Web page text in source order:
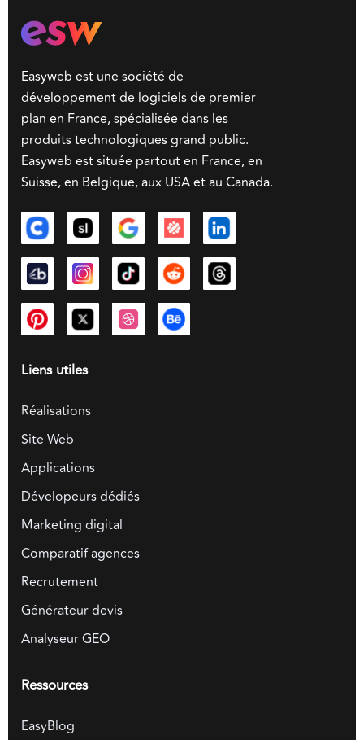
Easyweb est une société de
développement de logiciels de premier
plan en France, spécialisée dans les
produits technologiques grand public.
Easyweb est située partout en France, en
Suisse, en Belgique, aux USA et au Canada.
Liens utiles
Réalisations
Site Web
Applications
Dévelopeurs dédiés
Marketing digital
Comparatif agences
Recrutement
Générateur devis
Analyseur GEO
Ressources
EasyBlog